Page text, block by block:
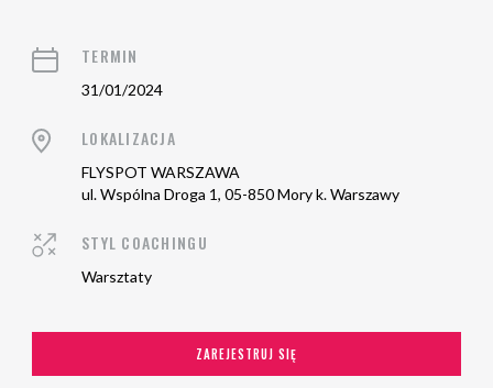
TERMIN
31/01/2024
LOKALIZACJA
FLYSPOT WARSZAWA
ul. Wspólna Droga 1, 05-850 Mory k. Warszawy
STYL COACHINGU
Warsztaty
ZAREJESTRUJ SIĘ